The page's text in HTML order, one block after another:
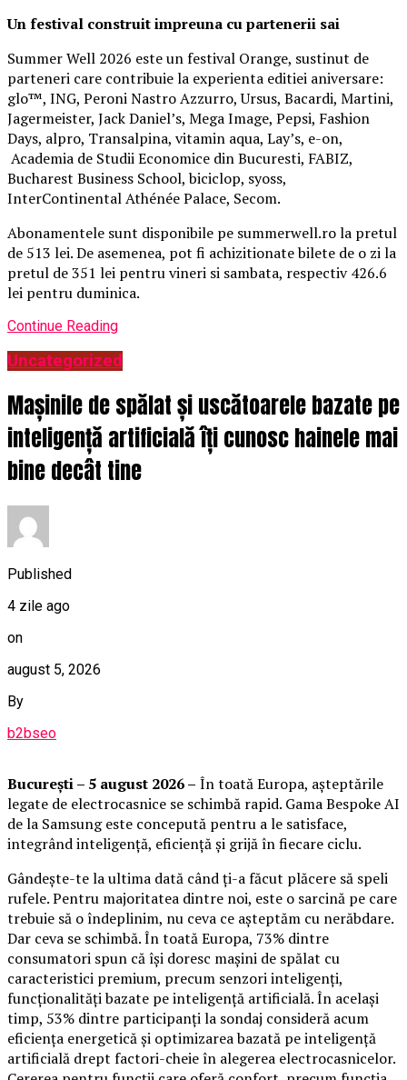
Un festival construitimpreuna cu partenerii sai
Summer Well 2026 este un festival Orange, sustinut de
parteneri care contribuie la experienta editiei aniversare:
glo™, ING, Peroni Nastro Azzurro, Ursus, Bacardi, Martini,
Jagermeister, Jack Daniel’s, Mega Image, Pepsi, Fashion
Days, alpro, Transalpina, vitamin aqua, Lay’s, e-on,
Academia de Studii Economice din Bucuresti, FABIZ,
Bucharest Business School, biciclop, syoss,
InterContinental Athénée Palace, Secom.
Abonamentele sunt disponibile pe summerwell.ro la pretul
de 513 lei. De asemenea, pot fi achizitionate bilete de o zi la
pretul de 351 lei pentru vineri si sambata, respectiv 426.6
lei pentru duminica.
Continue Reading
Uncategorized
Mașinile de spălat și uscătoarele bazate pe
inteligență artificială îți cunosc hainele mai
bine decât tine
Published
4 zile ago
on
august 5, 2026
By
b2bseo
București – 5 august 2026 – În toată Europa, așteptările
legate de electrocasnice se schimbă rapid. Gama Bespoke AI
de la Samsung este concepută pentru a le satisface,
integrând inteligență, eficiență și grijă în fiecare ciclu.
Gândește-te la ultima dată când ți-a făcut plăcere să speli
rufele. Pentru majoritatea dintre noi, este o sarcină pe care
trebuie să o îndeplinim, nu ceva ce așteptăm cu nerăbdare.
Dar ceva se schimbă. În toată Europa, 73% dintre
consumatori spun că își doresc mașini de spălat cu
caracteristici premium, precum senzori inteligenți,
funcționalități bazate pe inteligență artificială. În același
timp, 53% dintre participanți la sondaj consideră acum
eficiența energetică și optimizarea bazată pe inteligență
artificială drept factori-cheie în alegerea electrocasnicelor.